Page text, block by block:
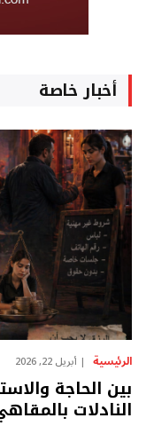
أخبار خاصة
الرئيسية أبريل 22, 2026
بين الحاجة
النادلات